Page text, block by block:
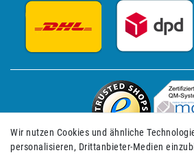
Wir nutzen Cookies und ähnliche
personalisieren, Drittanbieter-Medien